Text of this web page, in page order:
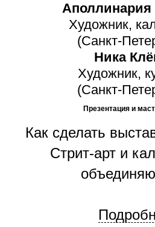
Художник,
(Санкт-
Ника
Художник,
(Санкт-
Презентация и
Как сделать
Стрит-арт и